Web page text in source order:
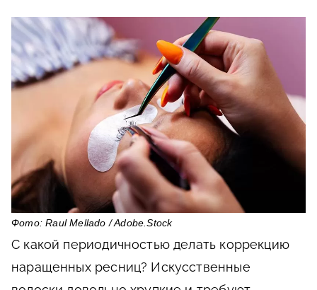
Фото: Raul Mellado / Adobe.Stock
С какой периодичностью делать коррекцию
наращенных ресниц? Искусственные